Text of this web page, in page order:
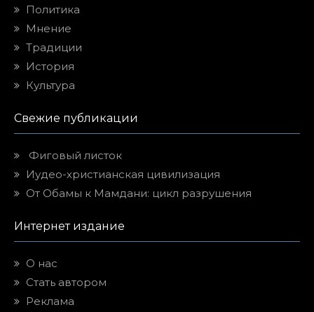
Политика
Мнение
Традиции
История
Культура
Свежие публикации
Фиговый листок
Иудео-христианская цивилизация
От Обамы к Мамдани: цикл разрушения
Интернет издание
О нас
Стать автором
Реклама